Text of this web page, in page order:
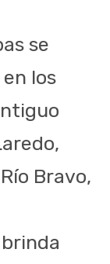
se
los
do,
Bravo,